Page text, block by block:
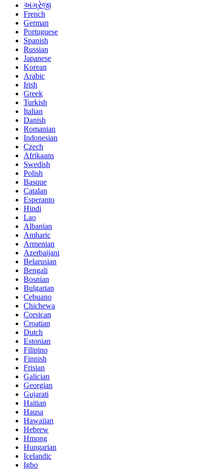
અંગ્રેજી
French
German
Portuguese
Spanish
Russian
Japanese
Korean
Arabic
Irish
Greek
Turkish
Italian
Danish
Romanian
Indonesian
Czech
Afrikaans
Swedish
Polish
Basque
Catalan
Esperanto
Hindi
Lao
Albanian
Amharic
Armenian
Azerbaijani
Belarusian
Bengali
Bosnian
Bulgarian
Cebuano
Chichewa
Corsican
Croatian
Dutch
Estonian
Filipino
Finnish
Frisian
Galician
Georgian
Gujarati
Haitian
Hausa
Hawaiian
Hebrew
Hmong
Hungarian
Icelandic
Igbo